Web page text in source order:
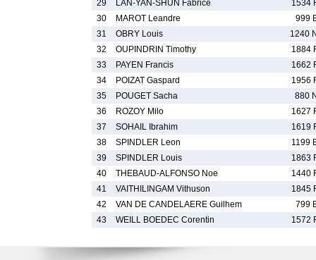
29
LAN-YAN-SHUN Fabrice
1534
30
MAROT Leandre
999
31
OBRY Louis
1240
32
OUPINDRIN Timothy
1884
33
PAYEN Francis
1662
34
POIZAT Gaspard
1956
35
POUGET Sacha
880
36
ROZOY Milo
1627
37
SOHAIL Ibrahim
1619
38
SPINDLER Leon
1199
39
SPINDLER Louis
1863
40
THEBAUD-ALFONSO Noe
1440
41
VAITHILINGAM Vithuson
1845
42
VAN DE CANDELAERE Guilhem
799
43
WEILL BOEDEC Corentin 1572